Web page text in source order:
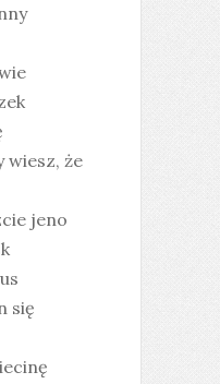
wiesz, że
jeno
się